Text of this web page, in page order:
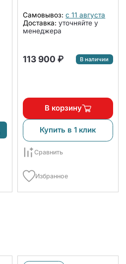
Самовывоз: с 11 августа
Доставка: уточняйте у
менеджера
113 900 ₽ В наличии
В корзину
Купить в 1 клик
Сравнить
Избранное